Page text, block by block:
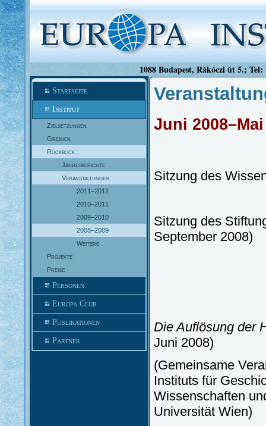
1088 Budapest, Rákóczi út 5.;
Startseite
Institut
Zielsetzungen
Gremien
Rückblick
Jahresberichte
Veranstaltungen
2011–2012
2010–2011
2009–2010
2008–2009
Weitere
Projekte
Preise
Personen
Europa Club
Publikationen
Partner
Juni
Sitzung des
Sitzung des
September 2008)
Die Auflösung der
Juni 2008)
(Gemeinsame
Instituts für
Wissenschaften
Universität Wien)